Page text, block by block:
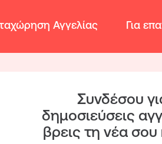
Αγγελίας Για
Συνδέσου
δημοσιεύσεις
βρεις τη νέα σου